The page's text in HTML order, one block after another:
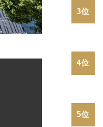
3位
4位
5位